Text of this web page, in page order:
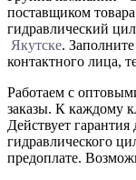
поставщиком
гидравлический
Якутске.
контактного лица,
Работаем с
заказы. К каждому
Действует
гидравлического
предоплате.